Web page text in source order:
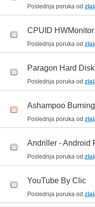
Poslednja poruka od
CPUID
Poslednja poruka od
Paragon Hard
Poslednja poruka od
Ashampoo
Poslednja poruka od
Andriller - Android
Poslednja poruka od
YouTube By Clic
Poslednja poruka od